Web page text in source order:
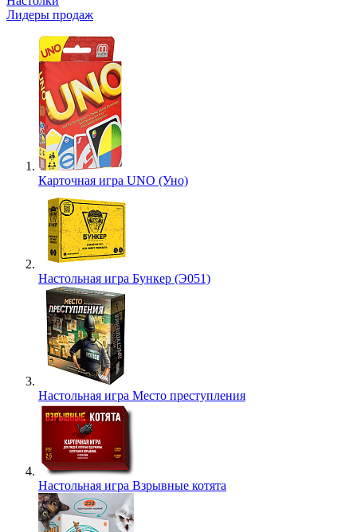
Лидеры продаж
Карточная игра UNO (Уно)
Настольная игра Бункер (Э051)
Настольная игра Место преступления
Настольная игра Взрывные котята